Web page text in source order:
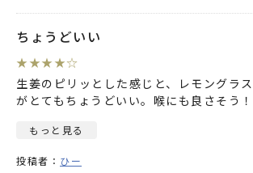
ちょうどいい
★ ★★ ★☆
生姜のピリッとした感じと、レモングラ
がとてもちょうどいい。喉にも良さそう
もっと見る
投稿者： ひー